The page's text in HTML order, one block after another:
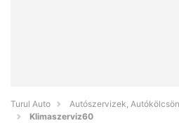
Turul Auto
Autószervizek,
Klimaszerviz60